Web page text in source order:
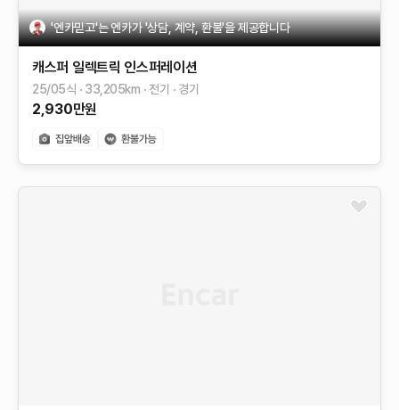
'엔카믿고'는 엔카가 '상담, 계약, 환불'을 제공합니다
캐스퍼 일렉트릭 인스퍼레이션
25/05식 33,205km 전기 경기
2,930만원